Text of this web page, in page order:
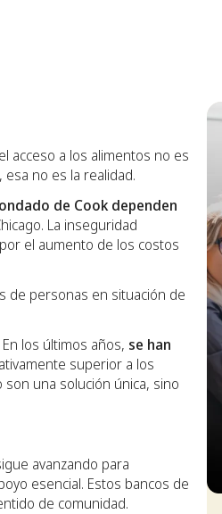
acceso a los alimentos no es
no es la realidad.
de Cook dependen
La inseguridad
el aumento de los costos
de personas en situación de
los últimos años, se han
superior a los
una solución única, sino
avanzando para
esencial. Estos bancos de
de comunidad.